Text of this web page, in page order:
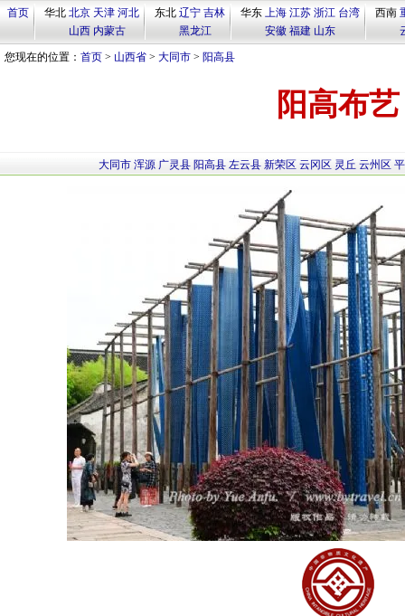
首页 华北 北京 天津 河北
山西 内蒙古
东北 辽宁 吉林
黑龙江
华东 上海 江苏 浙江 台湾
安徽 福建 山东
西南
您现在的位置： 首页 > 山西省 > 大同市 > 阳高县
阳高布艺
大同市 浑源 广灵县 阳高县 左云县 新荣区 云冈区 灵丘 云州区